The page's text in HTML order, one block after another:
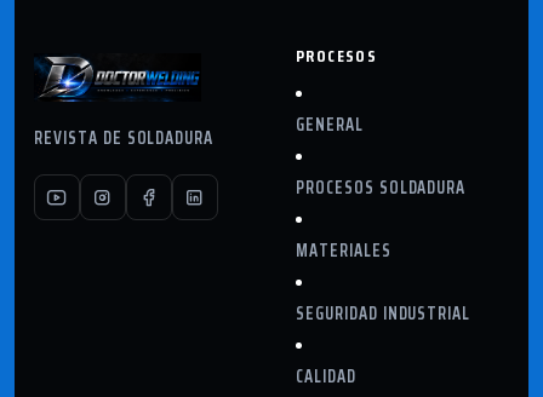
REVISTA DE SOLDADURA
PROCESOS
GENERAL
PROCESOS SOLDADURA
MATERIALES
SEGURIDAD INDUSTRIAL
CALIDAD